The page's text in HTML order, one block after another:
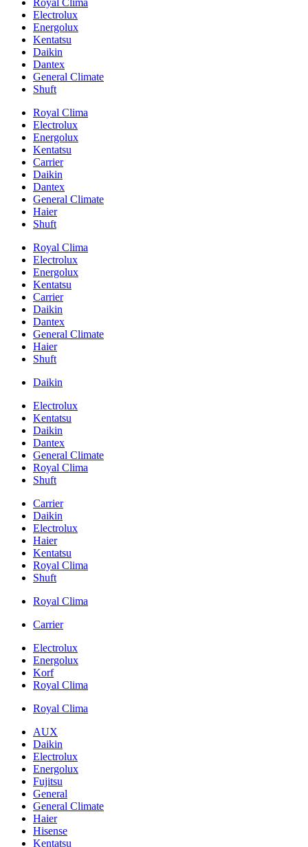
Electrolux
Energolux
Kentatsu
Daikin
Dantex
General Climate
Shuft
Royal Clima
Electrolux
Energolux
Kentatsu
Carrier
Daikin
Dantex
General Climate
Haier
Shuft
Royal Clima
Electrolux
Energolux
Kentatsu
Carrier
Daikin
Dantex
General Climate
Haier
Shuft
Daikin
Electrolux
Kentatsu
Daikin
Dantex
General Climate
Royal Clima
Shuft
Carrier
Daikin
Electrolux
Haier
Kentatsu
Royal Clima
Shuft
Royal Clima
Carrier
Electrolux
Energolux
Korf
Royal Clima
Royal Clima
AUX
Daikin
Electrolux
Energolux
Fujitsu
General
General Climate
Haier
Hisense
Kentatsu